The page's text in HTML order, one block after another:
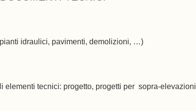
idraulici, pavimenti, demolizioni, …)
tecnici: progetto, progetti per sopra-elevazioni